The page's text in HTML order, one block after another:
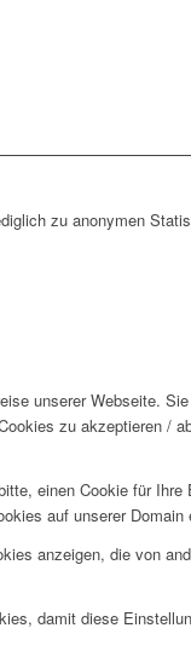
zu anonymen
unserer Webseite.
zu akzeptieren /
einen Cookie für
auf unserer Domain
anzeigen, die von
damit diese